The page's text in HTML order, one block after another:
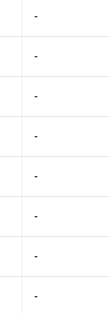
-
-
-
-
-
-
-
-